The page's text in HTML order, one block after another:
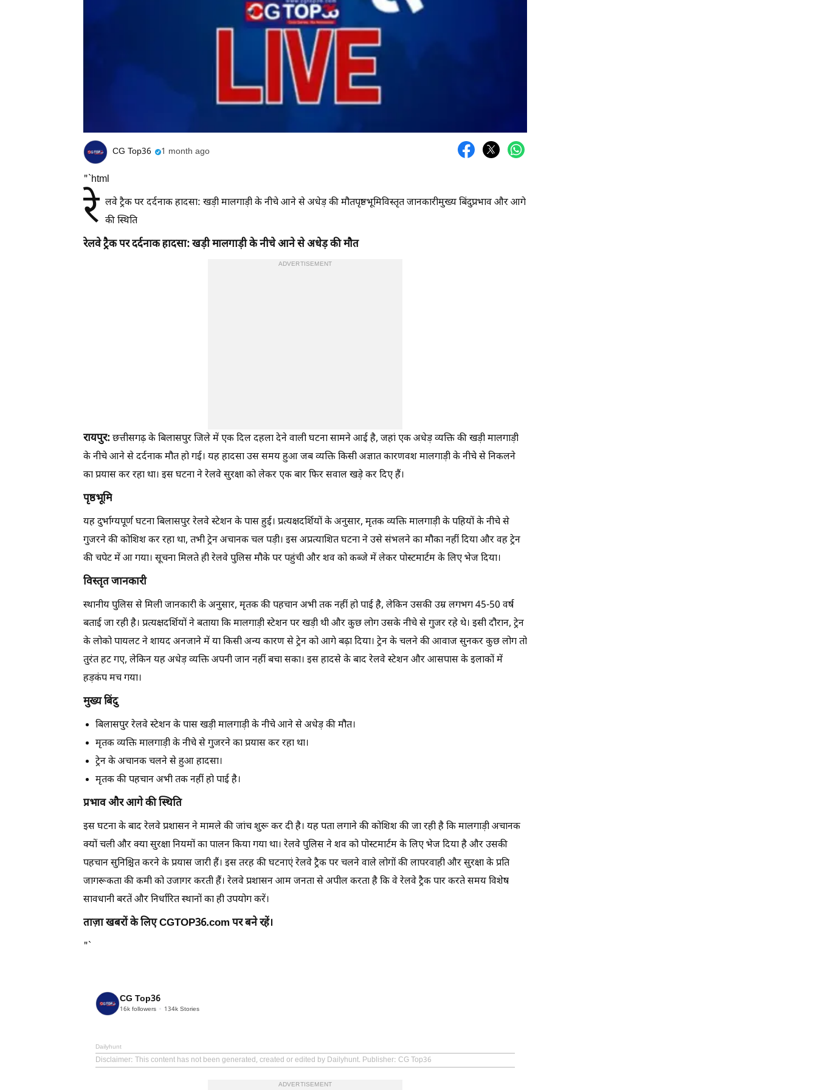
CG Top36 1 month ago
"`html
रे लवे ट्रैक पर दर्दनाक हादसा: खड़ी मालगाड़ी के नीचे आने से अधेड़ की मौतपृष्ठभूमिविस्तृत जानकारीमुख्य बिंदुप्रभाव और आगे
की स्थिति
रेलवे ट्रैक पर दर्दनाक हादसा: खड़ी मालगाड़ी के नीचे आने से अधेड़ की मौत
ADVERTISEMENT
रायपुर:छत्तीसगढ़ के बिलासपुर जिले में एक दिल दहला देने वाली घटना सामने आई है, जहां एक अधेड़ व्यक्ति की खड़ी मालगाड़ी
के नीचे आने से दर्दनाक मौत हो गई। यह हादसा उस समय हुआ जब व्यक्ति किसी अज्ञात कारणवश मालगाड़ी के नीचे से निकलने
का प्रयास कर रहा था। इस घटना ने रेलवे सुरक्षा को लेकर एक बार फिर सवाल खड़े कर दिए हैं।
पृष्ठभूमि
यह दुर्भाग्यपूर्ण घटना बिलासपुर रेलवे स्टेशन के पास हुई। प्रत्यक्षदर्शियों के अनुसार, मृतक व्यक्ति मालगाड़ी के पहियों के नीचे से
गुजरने की कोशिश कर रहा था, तभी ट्रेन अचानक चल पड़ी। इस अप्रत्याशित घटना ने उसे संभलने का मौका नहीं दिया और वह ट्रेन
की चपेट में आ गया। सूचना मिलते ही रेलवे पुलिस मौके पर पहुंची और शव को कब्जे में लेकर पोस्टमार्टम के लिए भेज दिया।
विस्तृत जानकारी
स्थानीय पुलिस से मिली जानकारी के अनुसार, मृतक की पहचान अभी तक नहीं हो पाई है, लेकिन उसकी उम्र लगभग 45-50 वर्ष
बताई जा रही है। प्रत्यक्षदर्शियों ने बताया कि मालगाड़ी स्टेशन पर खड़ी थी और कुछ लोग उसके नीचे से गुजर रहे थे। इसी दौरान, ट्रेन
के लोको पायलट ने शायद अनजाने में या किसी अन्य कारण से ट्रेन को आगे बढ़ा दिया। ट्रेन के चलने की आवाज सुनकर कुछ लोग तो
तुरंत हट गए, लेकिन यह अधेड़ व्यक्ति अपनी जान नहीं बचा सका। इस हादसे के बाद रेलवे स्टेशन और आसपास के इलाकों में
हड़कंप मच गया।
मुख्य बिंदु
बिलासपुर रेलवे स्टेशन के पास खड़ी मालगाड़ी के नीचे आने से अधेड़ की मौत।
मृतक व्यक्ति मालगाड़ी के नीचे से गुजरने का प्रयास कर रहा था।
ट्रेन के अचानक चलने से हुआ हादसा।
मृतक की पहचान अभी तक नहीं हो पाई है।
प्रभाव और आगे की स्थिति
इस घटना के बाद रेलवे प्रशासन ने मामले की जांच शुरू कर दी है। यह पता लगाने की कोशिश की जा रही है कि मालगाड़ी अचानक
क्यों चली और क्या सुरक्षा नियमों का पालन किया गया था। रेलवे पुलिस ने शव को पोस्टमार्टम के लिए भेज दिया है और उसकी
पहचान सुनिश्चित करने के प्रयास जारी हैं। इस तरह की घटनाएं रेलवे ट्रैक पर चलने वाले लोगों की लापरवाही और सुरक्षा के प्रति
जागरूकता की कमी को उजागर करती हैं। रेलवे प्रशासन आम जनता से अपील करता है कि वे रेलवे ट्रैक पार करते समय विशेष
सावधानी बरतें और निर्धारित स्थानों का ही उपयोग करें।
ताज़ा खबरों के लिए CGTOP36.com पर बने रहें।
"`
CG Top36
16k followers 134k Stories
Dailyhunt
Disclaimer: This content has not been generated, created or edited by Dailyhunt. Publisher: CG Top36
ADVERTISEMENT